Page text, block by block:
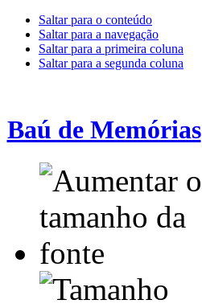
Saltar para o conteúdo
Saltar para a navegação
Saltar para a primeira coluna
Saltar para a segunda coluna
Baú de Memórias